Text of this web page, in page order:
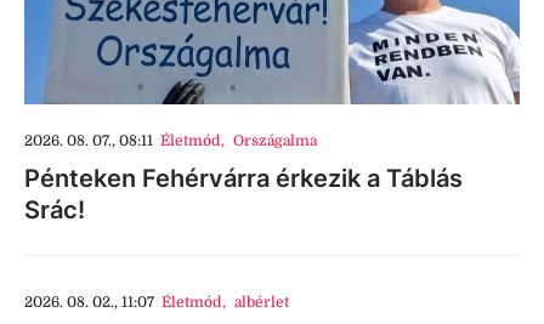
2026. 08. 07., 08:11 Életmód, Országalma
Pénteken Fehérvárra érkezik a Táblás
Srác!
2026. 08. 02., 11:07 Életmód, albérlet